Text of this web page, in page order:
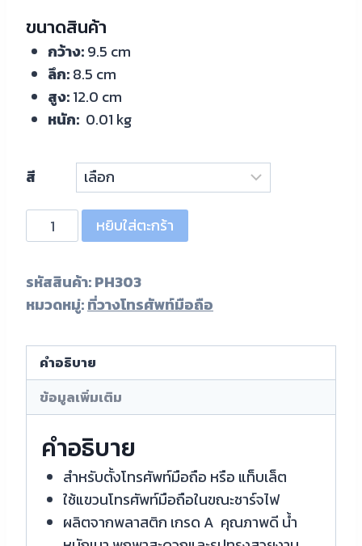
ขนาดสินค้า
กว้าง:9.5 cm
ลึก:8.5 cm
สูง:12.0 cm
หนัก: 0.01 kg
สี
หยิบใส่ตะกร้า
รหัสสินค้า:PH303
หมวดหมู่:ที่วางโทรศัพท์มือถือ
คำอธิบาย
ข้อมูลเพิ่มเติม
คำอธิบาย
สำหรับตั้งโทรศัพท์มือถือ หรือ แท็บเล็ต
ใช้แขวนโทรศัพท์มือถือในขณะชาร์จไฟ
ผลิตจากพลาสติก เกรด A คุณภาพดี น้ำ